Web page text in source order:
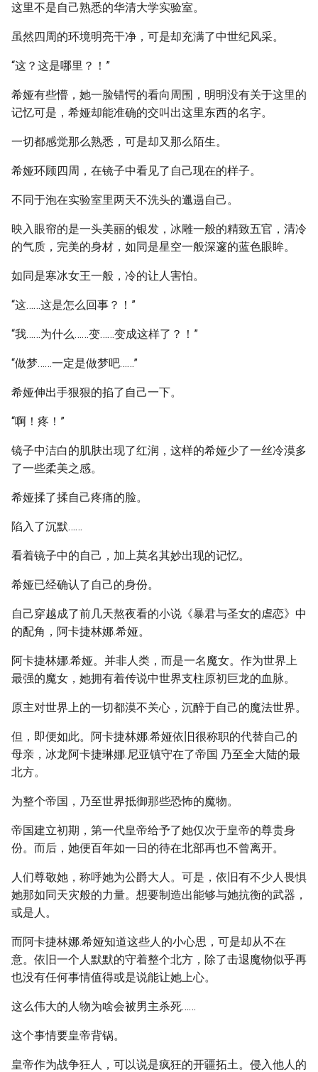
这里不是自己熟悉的华清大学实验室。
虽然四周的环境明亮干净，可是却充满了中世纪风采。
“这？这是哪里？！”
希娅有些懵，她一脸错愕的看向周围，明明没有关于这里的
记忆可是，希娅却能准确的交叫出这里东西的名字。
一切都感觉那么熟悉，可是却又那么陌生。
希娅环顾四周，在镜子中看见了自己现在的样子。
不同于泡在实验室里两天不洗头的邋遢自己。
映入眼帘的是一头美丽的银发，冰雕一般的精致五官，清冷
的气质，完美的身材，如同是星空一般深邃的蓝色眼眸。
如同是寒冰女王一般，冷的让人害怕。
“这……这是怎么回事？！”
“我……为什么……变……变成这样了？！”
“做梦……一定是做梦吧……”
希娅伸出手狠狠的掐了自己一下。
“啊！疼！”
镜子中洁白的肌肤出现了红润，这样的希娅少了一丝冷漠多
了一些柔美之感。
希娅揉了揉自己疼痛的脸。
陷入了沉默……
看着镜子中的自己，加上莫名其妙出现的记忆。
希娅已经确认了自己的身份。
自己穿越成了前几天熬夜看的小说《暴君与圣女的虐恋》中
的配角，阿卡捷林娜.希娅。
阿卡捷林娜.希娅。并非人类，而是一名魔女。作为世界上
最强的魔女，她拥有着传说中世界支柱原初巨龙的血脉。
原主对世界上的一切都漠不关心，沉醉于自己的魔法世界。
但，即便如此。阿卡捷林娜.希娅依旧很称职的代替自己的
母亲，冰龙阿卡捷琳娜.尼亚镇守在了帝国 乃至全大陆的最
北方。
为整个帝国，乃至世界抵御那些恐怖的魔物。
帝国建立初期，第一代皇帝给予了她仅次于皇帝的尊贵身
份。而后，她便百年如一日的待在北部再也不曾离开。
人们尊敬她，称呼她为公爵大人。可是，依旧有不少人畏惧
她那如同天灾般的力量。想要制造出能够与她抗衡的武器，
或是人。
而阿卡捷林娜.希娅知道这些人的小心思，可是却从不在
意。依旧一个人默默的守着整个北方，除了击退魔物似乎再
也没有任何事情值得或是说能让她上心。
这么伟大的人物为啥会被男主杀死……
这个事情要皇帝背锅。
皇帝作为战争狂人，可以说是疯狂的开疆拓土。侵入他人的